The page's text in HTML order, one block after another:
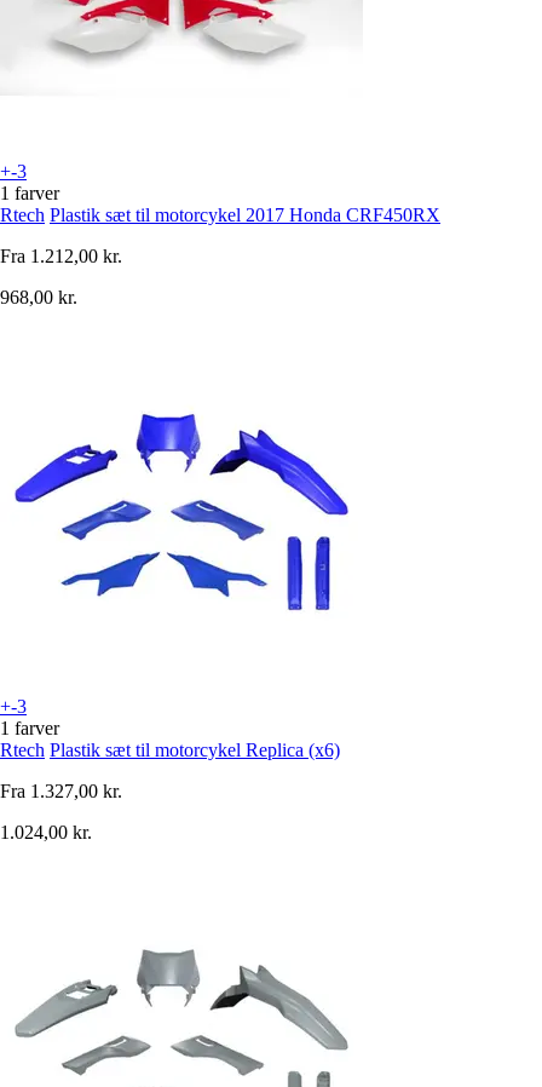
+-3
1 farver
Rtech Plastik sæt til motorcykel 2017 Honda CRF450RX
Fra 1.212,00 kr.
968,00 kr.
+-3
1 farver
Rtech Plastik sæt til motorcykel Replica (x6)
Fra 1.327,00 kr.
1.024,00 kr.